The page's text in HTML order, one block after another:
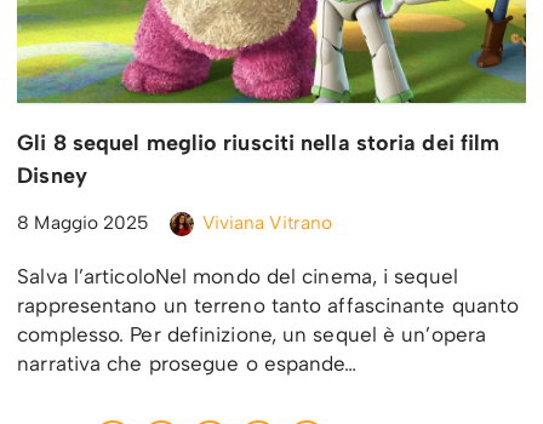
Gli 8 sequel meglio riusciti nella storia dei film
Disney
8 Maggio 2025 Viviana Vitrano
Salva l’articoloNel mondo del cinema, i sequel
rappresentano un terreno tanto affascinante quanto
complesso. Per definizione, un sequel è un’opera
narrativa che prosegue o espande…